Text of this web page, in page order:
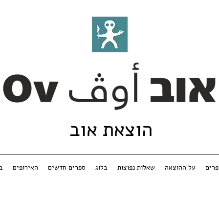
הוצאת אוב
האירופים ספרים חדשים בלוג שאלות נפוצות על ההוצאה